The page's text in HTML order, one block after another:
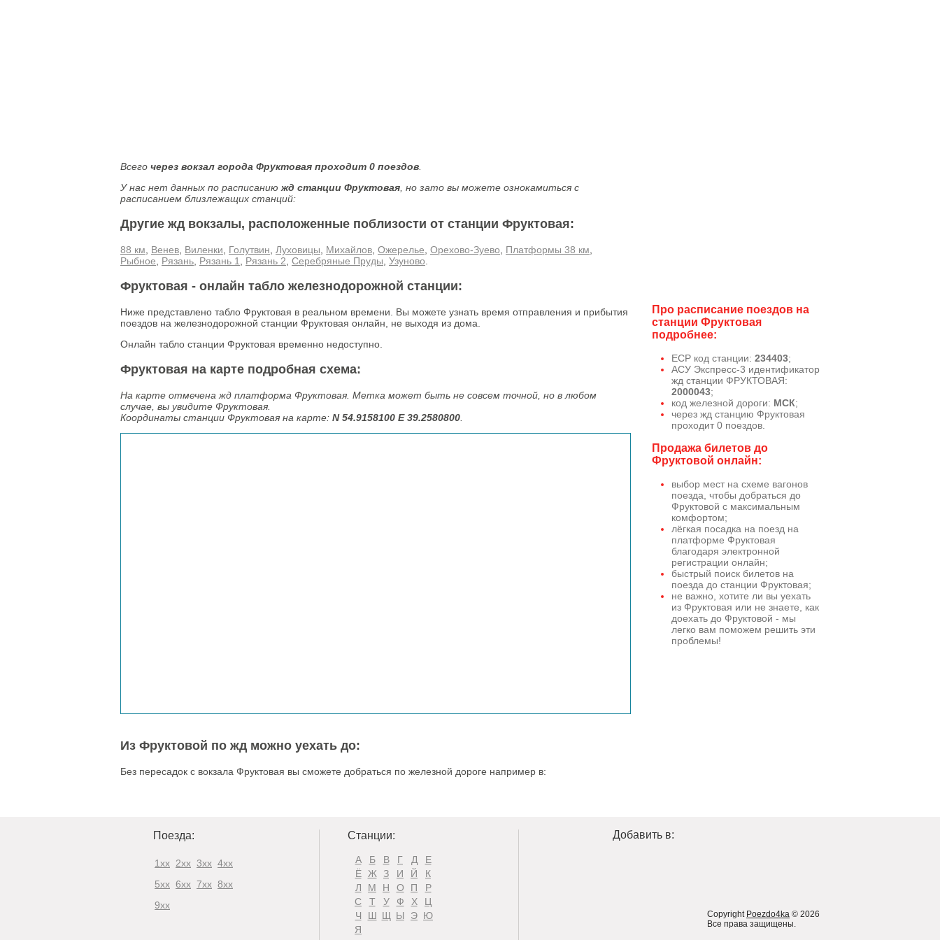
Всего через вокзал города Фруктовая проходит 0 поездов
У нас нет данных по расписанию жд станции Фруктовая , но зато вы можете ознокамиться с
расписанием близлежащих станций:
Другие жд вокзалы, расположенные поблизости от станции Фруктовая:
88 км Венев Виленки Голутвин Луховицы Михайлов Ожерелье Орехово-Зуево Платформы 38 км
Рыбное
Рязань Рязань 1 Рязань 2 Серебряные Пруды Узуново
Фруктовая - онлайн табло железнодорожной станции:
Ниже представлено табло Фруктовая в реальном времени. Вы можете узнать время отправления и прибытия
поездов на железнодорожной станции Фруктовая онлайн, не выходя из дома.
Онлайн табло станции Фруктовая временно недоступно.
Фруктовая на карте подробная схема:
На карте отмечена жд платформа Фруктовая. Метка может быть не совсем точной, но в любом
случае, вы увидите Фруктовая.
Координаты станции Фруктовая на карте: N 54.9158100 E 39.2580800
Про расписание поездов на
станции Фруктовая
подробнее:
ЕСР код станции: 234403;
АСУ Экспресс-3 идентификатор
жд станции ФРУКТОВАЯ:
2000043;
код железной дороги: МСК;
через жд станцию Фруктовая
проходит 0 поездов.
Продажа билетов до
Фруктовой онлайн:
выбор мест на схеме вагонов
поезда, чтобы добраться до
Фруктовой с максимальным
комфортом;
лёгкая посадка на поезд на
платформе Фруктовая
благодаря электронной
регистрации онлайн;
быстрый поиск билетов на
поезда до станции Фруктовая;
не важно, хотите ли вы уехать
из Фруктовая или не знаете, как
доехать до Фруктовой - мы
легко вам поможем решить эти
проблемы!
Из Фруктовой по жд можно уехать до:
Без пересадок с вокзала Фруктовая вы сможете добраться по железной дороге например в:
Поезда:
1xx 2xx 3xx 4xx
5xx 6xx 7xx 8xx
9xx
Станции:
А Б В Г Д
Е
Ё
Ж З И Й
К
Л
М Н О П
Р
С
Т У Ф Х
Ц
Ч
Ш Щ Ы Э Ю
Я
Добавить в:
Copyright Poezdo4ka © 2026
Все права защищены.